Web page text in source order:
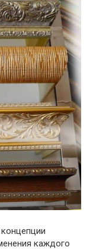
каждого